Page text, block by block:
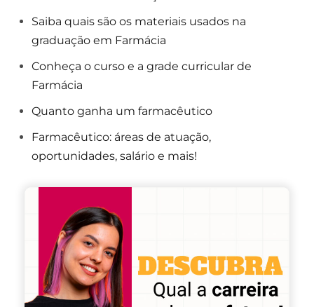
Saiba quais são os materiais usados na
graduação em Farmácia
Conheça o curso e a grade curricular de
Farmácia
Quanto ganha um farmacêutico
Farmacêutico: áreas de atuação,
oportunidades, salário e mais!